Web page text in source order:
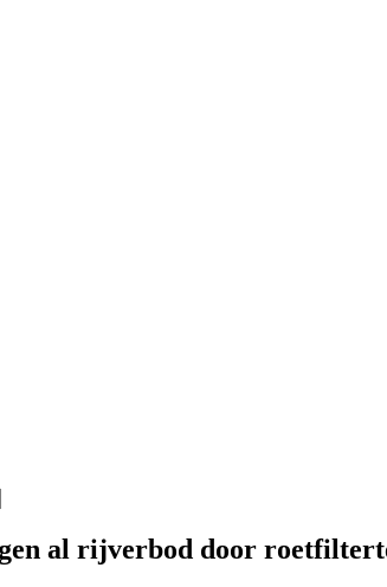
al rijverbod door